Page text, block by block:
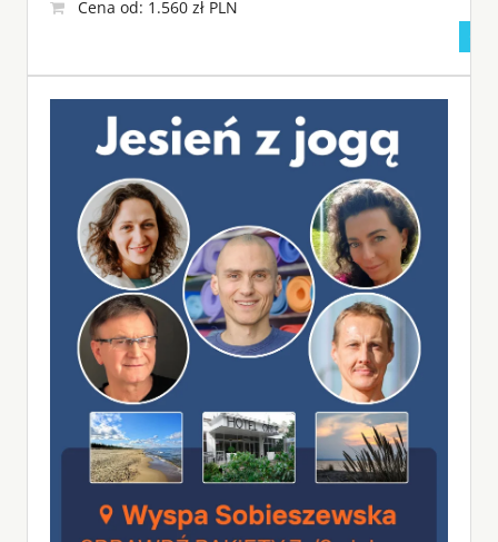
Cena od: 1.560 zł PLN